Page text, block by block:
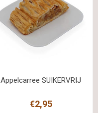
Appelcarree SUIKERVRIJ
€2,95